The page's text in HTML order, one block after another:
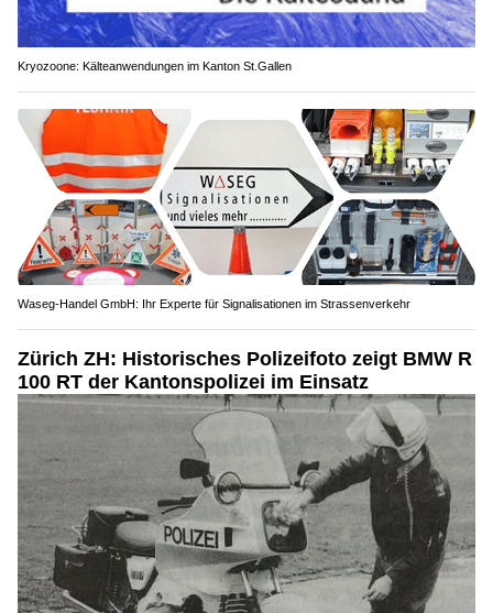
Kryozoone: Kälteanwendungen im Kanton St.Gallen
Waseg-Handel GmbH: Ihr Experte für Signalisationen im Strassenverkehr
Zürich ZH: Historisches Polizeifoto zeigt BMW R
100 RT der Kantonspolizei im Einsatz